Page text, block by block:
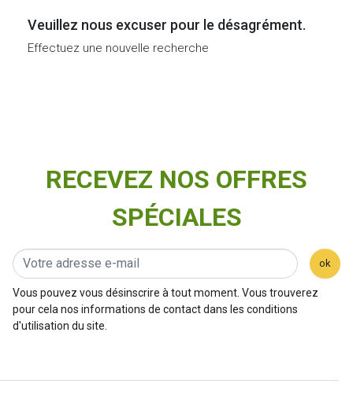
Veuillez nous excuser pour le désagrément.
Effectuez une nouvelle recherche
RECEVEZ NOS OFFRES
SPÉCIALES
ok
Vous pouvez vous désinscrire à tout moment. Vous trouverez
pour cela nos informations de contact dans les conditions
d'utilisation du site.